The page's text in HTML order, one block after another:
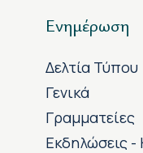
Ενημέρωση
Δελτία Τύπου
Γενικά
Γραμματείες
Εκδηλώσεις -